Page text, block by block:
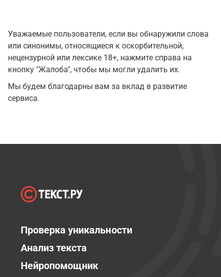
Уважаемые пользователи, если вы обнаружили слова
или синонимы, относящиеся к оскорбительной,
нецензурной или лексике 18+, нажмите справа на
кнопку "Жалоба", чтобы мы могли удалить их.
Мы будем благодарны вам за вклад в развитие
сервиса.
Проверка уникальности
Анализ текста
Нейропомощник